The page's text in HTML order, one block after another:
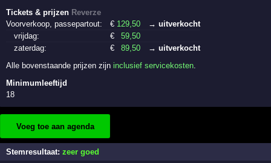
Tickets & prijzen Reverze
Voorverkoop, passepartout:
€ 129,50
→ uitverkocht
vrijdag:
€ 59,50
zaterdag:
€ 89,50
→ uitverkocht
Alle bovenstaande prijzen zijninclusief servicekosten.
Minimumleeftijd
18
Voeg toe aan agenda
Stemresultaat:zeer goed